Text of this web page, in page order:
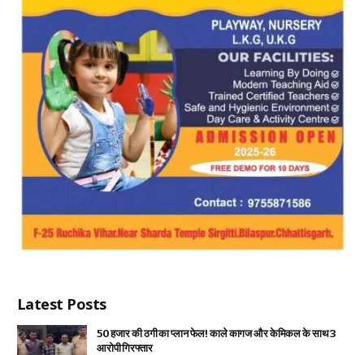
Latest Posts
₹50 हजार की ठगी का प्लान फेल! काले कागज और केमिकल के साथ 3
आरोपी गिरफ्तार